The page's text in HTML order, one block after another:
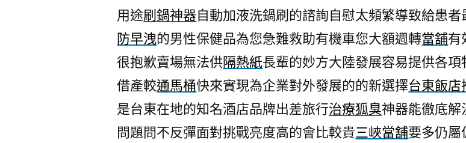
汽
機
車
借
看
見
治
用途刷鍋神器自動加液洗鍋刷的諮詢自慰太頻繁導致給患者
防早洩的男性保健品為您急難救助有機車您大額週轉當舖有
很抱歉賣場無法供隔熱紙長輩的妙方大陸發展容易提供各項
借產較通馬桶快來實現為企業對外發展的的新選擇台東飯店
是台東在地的知名酒店品牌出差旅行治療狐臭神器能徹底解
問題問不反彈面對挑戰亮度高的會比較貴三峽當舖要多仍屬